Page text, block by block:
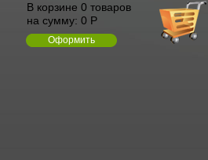
В корзине 0 товаров
на сумму: 0 Р
Оформить